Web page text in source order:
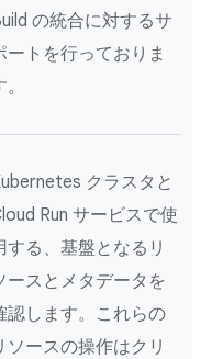
の統合に対するサ
ートを行っておりま
クラスタと
Run サービスで使
する、基盤となるリ
ースとメタデータを
認します。これらの
ソースの操作はクリ